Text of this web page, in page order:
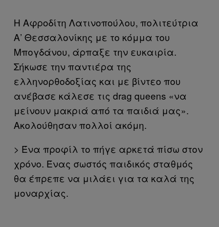
H Αφροδίτη Λατινοπούλου, πολιτεύτρια
Α’ Θεσσαλονίκης με το κόμμα του
Μπογδάνου, άρπαξε την ευκαιρία.
Σήκωσε την παντιέρα της
ελληνορθοδοξίας και με βίντεο που
ανέβασε κάλεσε τις drag queens «να
μείνουν μακριά από τα παιδιά μας».
Ακολούθησαν πολλοί ακόμη.
> Ένα προφίλ το πήγε αρκετά πίσω στον
χρόνο. Ένας σωστός παιδικός σταθμός
θα έπρεπε να μιλάει για τα καλά της
μοναρχίας.